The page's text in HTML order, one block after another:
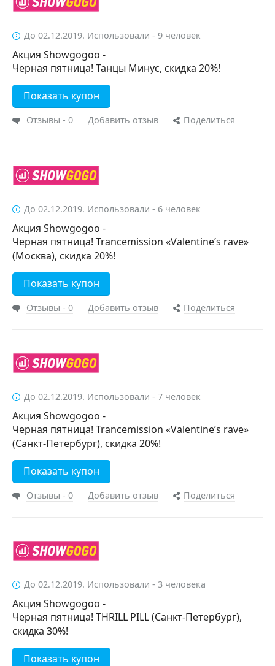
До 02.12.2019. Использовали - 9 человек
Акция Showgogoo -
Черная пятница! Танцы Минус, скидка 20%!
Показать купон
Отзывы - 0 Добавить отзыв Поделиться
До 02.12.2019. Использовали - 6 человек
Акция Showgogoo -
Черная пятница! Trancemission «Valentine’s rave»
(Москва), скидка 20%!
Показать купон
Отзывы - 0 Добавить отзыв Поделиться
До 02.12.2019. Использовали - 7 человек
Акция Showgogoo -
Черная пятница! Trancemission «Valentine’s rave»
(Санкт-Петербург), скидка 20%!
Показать купон
Отзывы - 0 Добавить отзыв Поделиться
До 02.12.2019. Использовали - 3 человека
Акция Showgogoo -
Черная пятница! THRILL PILL (Санкт-Петербург),
скидка 30%!
Показать купон